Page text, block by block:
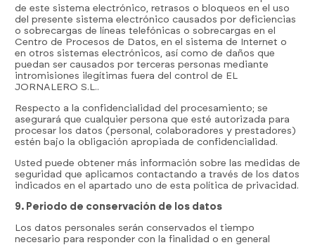
de este sistema electrónico, retrasos o bloqueos en el uso
del presente sistema electrónico causados por deficiencias
o sobrecargas de líneas telefónicas o sobrecargas en el
Centro de Procesos de Datos, en el sistema de Internet o
en otros sistemas electrónicos, así como de daños que
puedan ser causados por terceras personas mediante
intromisiones ilegítimas fuera del control de EL
JORNALERO S.L..
Respecto a la confidencialidad del procesamiento; se
asegurará que cualquier persona que esté autorizada para
procesar los datos (personal, colaboradores y prestadores)
estén bajo la obligación apropiada de confidencialidad.
Usted puede obtener más información sobre las medidas de
seguridad que aplicamos contactando a través de los datos
indicados en el apartado uno de esta política de privacidad.
9. Periodo de conservación de los datos
Los datos personales serán conservados el tiempo
necesario para responder con la finalidad o en general